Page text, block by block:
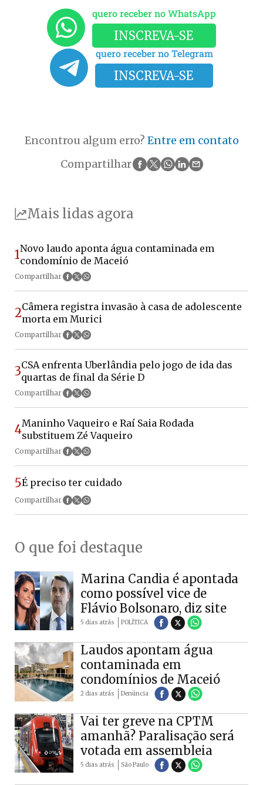
quero receber no WhatsApp
INSCREVA-SE
quero receber no Telegram
INSCREVA-SE
Encontrou algum erro? Entre em contato
Compartilhar
Mais lidas agora
1Novo laudo aponta água contaminada em
condomínio de Maceió
Compartilhar
2Câmera registra invasão à casa de adolescente
morta em Murici
Compartilhar
3CSA enfrenta Uberlândia pelo jogo de ida das
quartas de final da Série D
Compartilhar
4Maninho Vaqueiro e Raí Saia Rodada
substituem Zé Vaqueiro
Compartilhar
5É preciso ter cuidado
Compartilhar
O que foi destaque
Marina Candia é apontada
como possível vice de
Flávio Bolsonaro, diz site
5 dias atrás POLÍTICA
Laudos apontam água
contaminada em
condomínios de Maceió
2 dias atrás Denúncia
Vai ter greve na CPTM
amanhã? Paralisação será
votada em assembleia
5 dias atrás São Paulo